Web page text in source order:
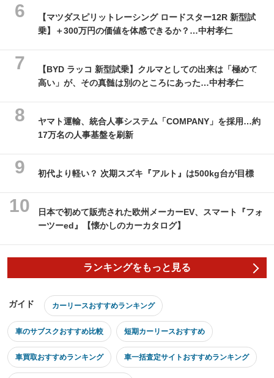
【マツダスピリットレーシング ロードスター12R 新型試
乗】＋300万円の価値を体感できるか？…中村孝仁
【BYD ラッコ 新型試乗】クルマとしての出来は「極めて
高い」が、その真髄は別のところにあった…中村孝仁
ヤマト運輸、統合人事システム「COMPANY」を採用…約
17万名の人事基盤を刷新
初代より軽い？ 次期スズキ『アルト』は500kg台が目標
日本で初めて販売された欧州メーカーEV、スマート『フォ
ーツーed』【懐かしのカーカタログ】
ランキングをもっと見る
ガイド カーリースおすすめランキング
車のサブスクおすすめ比較 短期カーリースおすすめ
車買取おすすめランキング 車一括査定サイトおすすめランキング